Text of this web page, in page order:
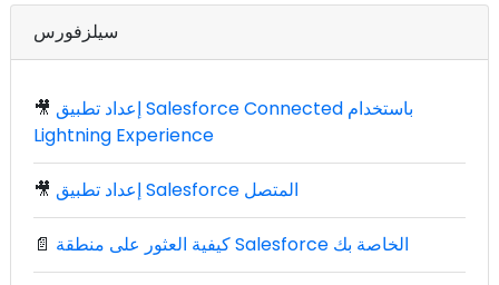
سيلزفورس
🎥 إعداد تطبيق Salesforce Connected باستخدام
Lightning Experience
🎥 إعداد تطبيق Salesforce المتصل
📄 كيفية العثور على منطقة Salesforce الخاصة بك